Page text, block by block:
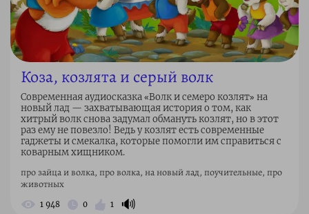
Коза, козлята и серый волк
Современная аудиосказка «Волк и семеро козлят» на
новый лад — захватывающая история о том, как
хитрый волк снова задумал обмануть козлят, но в этот
раз ему не повезло! Ведь у козлят есть современные
гаджеты и смекалка, которые помогли им справиться с
коварным хищником.
про зайца и волка, про волка, на новый лад, поучительные, про
животных
1 948 0 1 🔊